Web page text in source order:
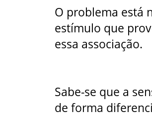
O problema está
estímulo que
essa associação.
Sabe-se que a
de forma